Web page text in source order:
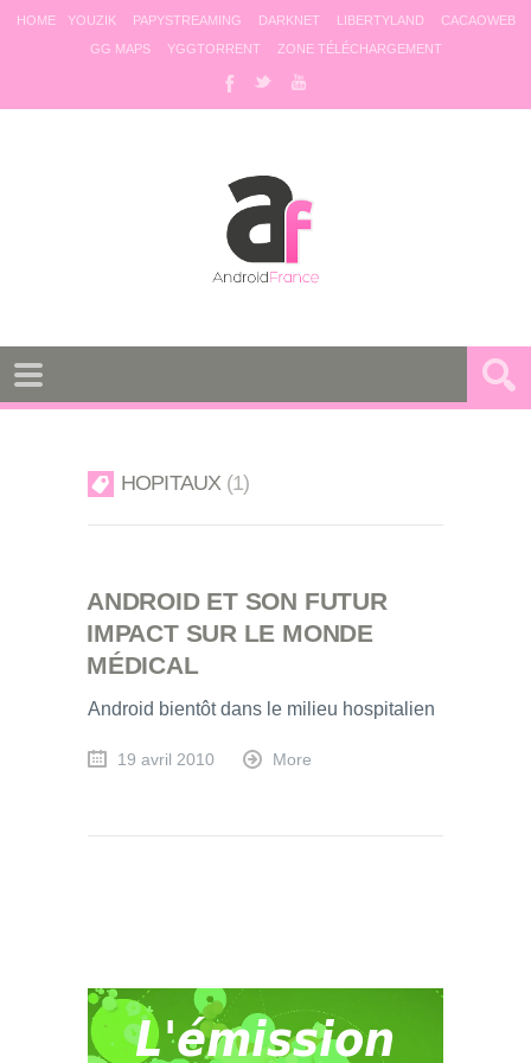
HOME YOUZIK PAPYSTREAMING DARKNET LIBERTYLAND
CACAOWEB
GG MAPS
YGGTORRENT ZONE TÉLÉCHARGEMENT
HOPITAUX 1
ANDROID ET SON FUTUR
IMPACT SUR LE MONDE
MÉDICAL
Android bientôt dans le milieu hospitalien
19 avril 2010 More